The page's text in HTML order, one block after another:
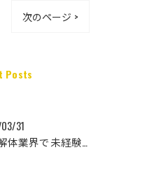
次のページ >
Posts
31
千葉の解体業界で未経験から高収入を実現